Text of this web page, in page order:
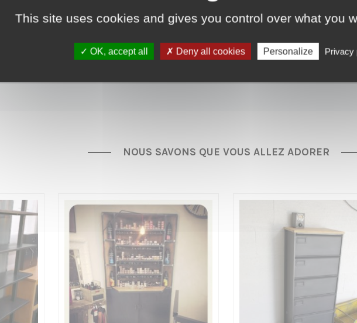
dessous pour relever le buffet.
sur toute la France métropolitaine + 65€ (îles et étranger sur devis)
NOUS SAVONS QUE VOUS ALLEZ ADORER
This site uses cookies and gives you control over what you
OK, accept all Deny all cookies Personalize Privacy